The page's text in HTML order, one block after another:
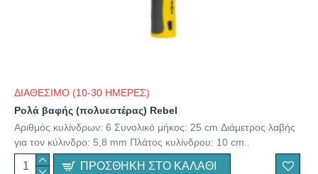
ΔΙΑΘΕΣΙΜΟ (10-30 ΗΜΕΡΕΣ)
Ρολά βαφής (πολυεστέρας) Rebel
Αριθμός κυλίνδρων: 6 Συνολικό μήκος: 25 cm Διάμετρος λαβής
για τον κύλινδρο: 5,8 mm Πλάτος κυλίνδρου: 10 cm..
ΠΡΟΣΘΉΚΗ ΣΤΟ ΚΑΛΆΘΙ